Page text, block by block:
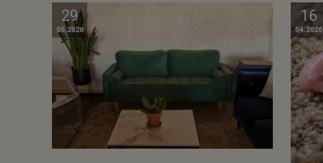
29
05.2026
16
04.2026